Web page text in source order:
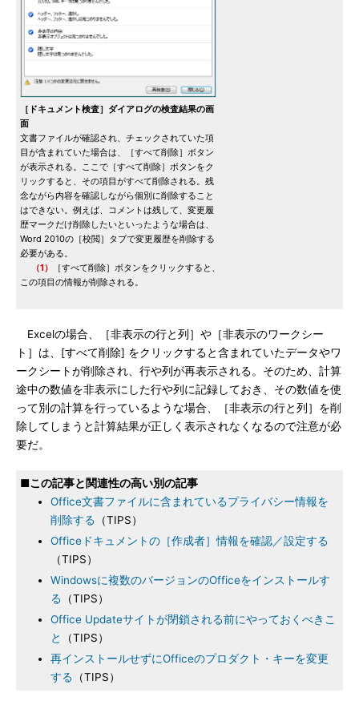
［ドキュメント検査］ダイアログの検査結果の画
面
文書ファイルが確認され、チェックされていた項
目が含まれていた場合は、［すべて削除］ボタン
が表示される。ここで［すべて削除］ボタンをク
リックすると、その項目がすべて削除される。残
念ながら内容を確認しながら個別に削除すること
はできない。例えば、コメントは残して、変更履
歴マークだけ削除したいといったような場合は、
Word 2010の［校閲］タブで変更履歴を削除する
必要がある。
（1）
［すべて削除］ボタンをクリックすると、
この項目の情報が削除される。
Excelの場合、［非表示の行と列］や［非表示のワークシー
ト］は、[すべて削除] をクリックすると含まれていたデータやワ
ークシートが削除され、行や列が再表示される。そのため、計算
途中の数値を非表示にした行や列に記録しておき、その数値を使
って別の計算を行っているような場合、［非表示の行と列］を削
除してしまうと計算結果が正しく表示されなくなるので注意が必
要だ。
■この記事と関連性の高い別の記事
Office文書ファイルに含まれているプライバシー情報を
削除する （TIPS）
Officeドキュメントの［作成者］情報を確認／設定する
（TIPS）
Windowsに複数のバージョンのOfficeをインストールす
る （TIPS）
Office Updateサイトが閉鎖される前にやっておくべきこ
と
（TIPS）
再インストールせずにOfficeのプロダクト・キーを変更
する （TIPS）